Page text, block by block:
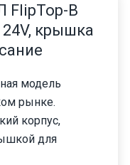
B
крышка
модель
рынке.
корпус,
для